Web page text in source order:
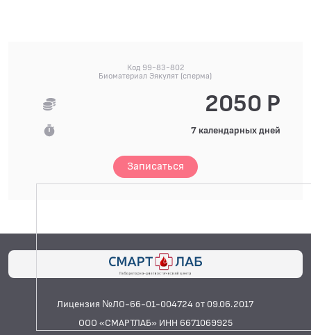
Код 99-83-802
Биоматериал Эякулят (сперма)
2050 Р
7 календарных дней
Записаться
Лицензия №ЛО-66-01-004724 от 09.06.2017
ООО «СМАРТЛАБ» ИНН 6671069925